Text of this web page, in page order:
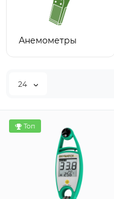
Анемометры
24
Топ